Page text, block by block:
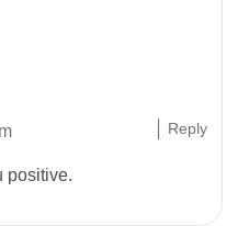
positive.
Reply